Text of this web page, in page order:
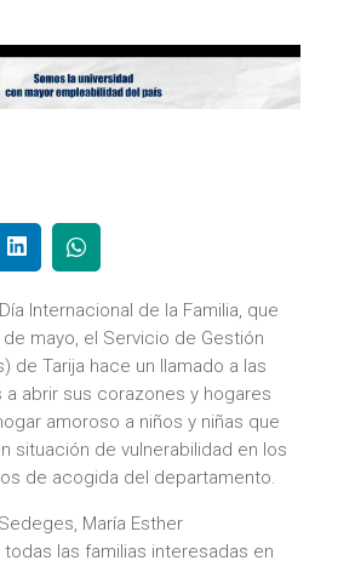
Internacional de la Familia, que
mayo, el Servicio de Gestión
de Tarija hace un llamado a las
a abrir sus corazones y hogares
amoroso a niños y niñas que
situación de vulnerabilidad en los
de acogida del departamento.
María Esther
todas las familias interesadas en